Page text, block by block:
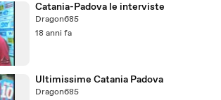
Catania-Padova le interviste
Dragon685
18 anni fa
Ultimissime Catania Padova
Dragon685